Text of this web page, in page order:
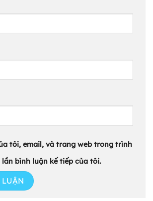
tôi, email, và trang web trong trình
bình luận kế tiếp của tôi.